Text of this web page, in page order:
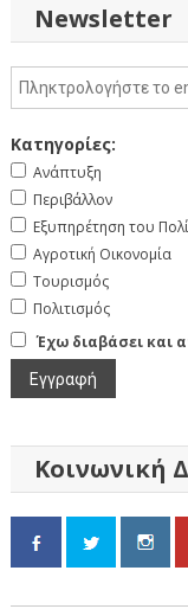
Newsletter
Κατηγορίες:
Ανάπτυξη
Περιβάλλον
Εξυπηρέτηση του
Αγροτική Οικονομία
Τουρισμός
Πολιτισμός
Έχω διαβάσει και
Κοινωνική